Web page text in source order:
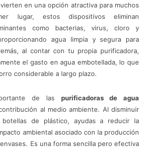
en una opción atractiva para muchos
lugar, estos dispositivos eliminan
como bacterias, virus, cloro y
agua limpia y segura para
al contar con tu propia purificadora,
el gasto en agua embotellada, lo que
considerable a largo plazo.
de las purificadoras de agua
al medio ambiente. Al disminuir
de plástico, ayudas a reducir la
ambiental asociado con la producción
Es una forma sencilla pero efectiva